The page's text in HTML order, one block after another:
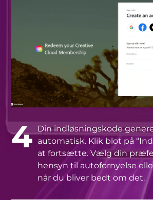
4 Din indløsningskode
automatisk. Klik blot på
at fortsætte. Vælg din
hensyn til autofornyelse
når du bliver bedt om det.